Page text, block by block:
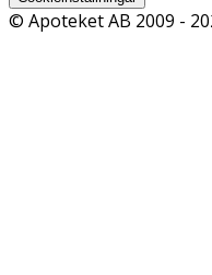
© Apoteket AB 2009 -